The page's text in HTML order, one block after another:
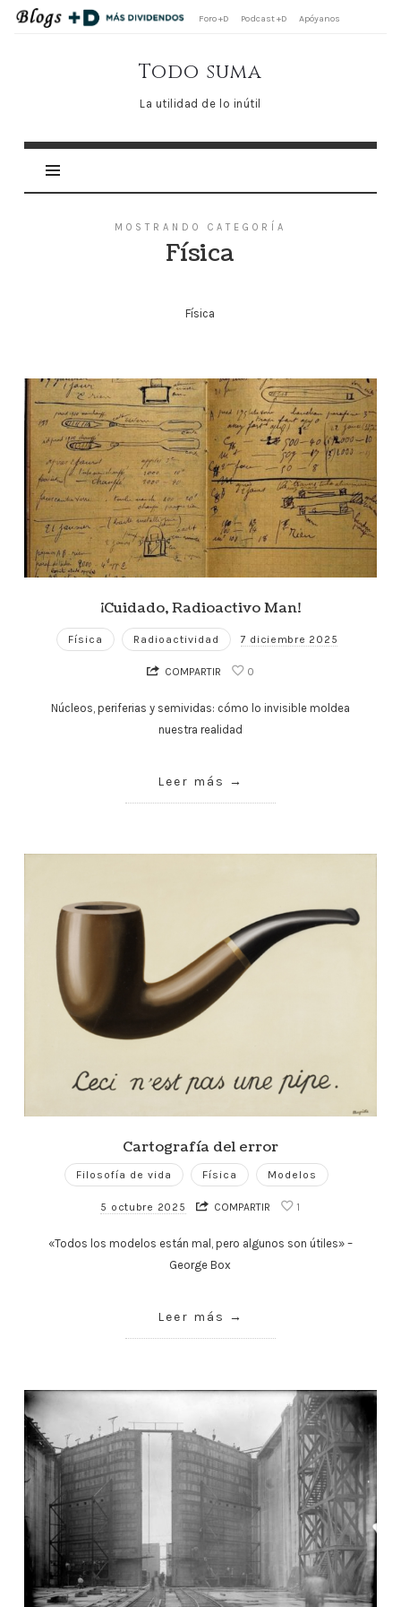
Foro +D Podcast +D Apóyanos
Todo
suma
Todo suma
La utilidad de lo inútil
MOSTRANDO CATEGORÍA
Física
Física
¡Cuidado, Radioactivo Man!
Física Radioactividad 7 diciembre 2025
COMPARTIR 0
Núcleos, periferias y semividas: cómo lo invisible moldea
nuestra realidad
Leer más
Cartografía del error
Filosofía de vida Física Modelos
5 octubre 2025 COMPARTIR 1
«Todos los modelos están mal, pero algunos son útiles» –
George Box
Leer más